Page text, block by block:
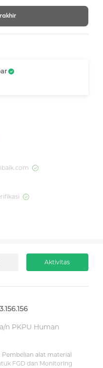
Aktivitas
n PKPU Human
Pembelian alat material
FGD dan Monitoring